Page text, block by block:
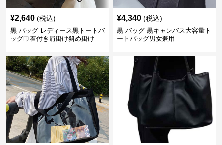
¥2,640 (税込)
黒 バッグ レディース黒トートバ
ッグ巾着付き肩掛け斜め掛け
¥4,340 (税込)
黒 バッグ 黒キャンバス大容量ト
ートバッグ男女兼用